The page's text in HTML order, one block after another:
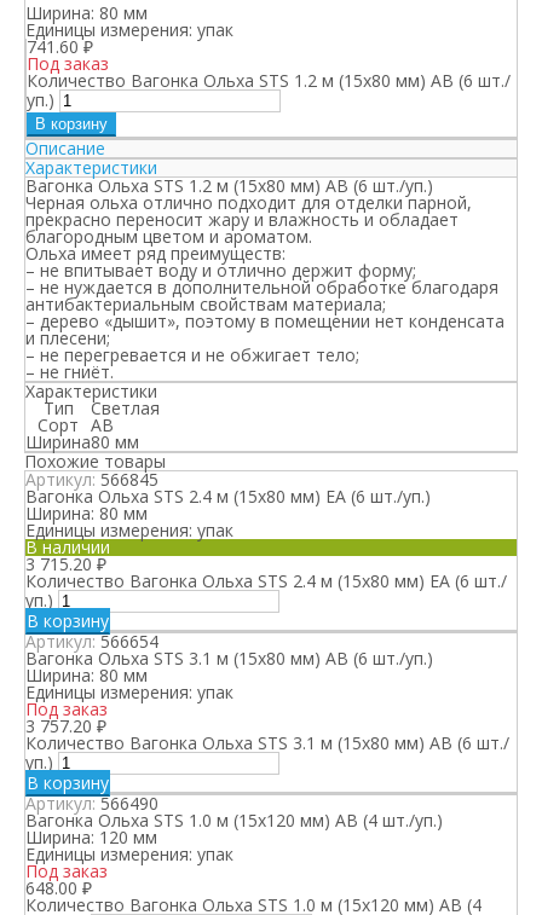
Ширина: 80 мм
Единицы измерения: упак
741.60₽
Под заказ
Количество Вагонка Ольха STS 1.2 м (15х80 мм) АВ (6 шт./
уп.)
В корзину
Описание
Характеристики
Вагонка Ольха STS 1.2 м (15х80 мм) АВ (6 шт./уп.)
Черная ольха отлично подходит для отделки парной,
прекрасно переносит жару и влажность и обладает
благородным цветом и ароматом.
Ольха имеет ряд преимуществ:
– не впитывает воду и отлично держит форму;
– не нуждается в дополнительной обработке благодаря
антибактериальным свойствам материала;
– дерево «дышит», поэтому в помещении нет конденсата
и плесени;
– не перегревается и не обжигает тело;
– не гниёт.
Характеристики
Тип Светлая
Сорт АВ
Ширина80 мм
Похожие товары
Артикул:566845
Вагонка Ольха STS 2.4 м (15х80 мм) EA (6 шт./уп.)
Ширина: 80 мм
Единицы измерения: упак
В наличии
3 715.20₽
Количество Вагонка Ольха STS 2.4 м (15х80 мм) EA (6 шт./
уп.)
В корзину
Артикул:566654
Вагонка Ольха STS 3.1 м (15х80 мм) АВ (6 шт./уп.)
Ширина: 80 мм
Единицы измерения: упак
Под заказ
3 757.20 ₽
Количество Вагонка Ольха STS 3.1 м (15х80 мм) АВ (6 шт./
уп.)
В корзину
Артикул:566490
Вагонка Ольха STS 1.0 м (15х120 мм) АВ (4 шт./уп.)
Ширина: 120 мм
Единицы измерения: упак
Под заказ
648.00 ₽
Количество Вагонка Ольха STS 1.0 м (15х120 мм) АВ (4